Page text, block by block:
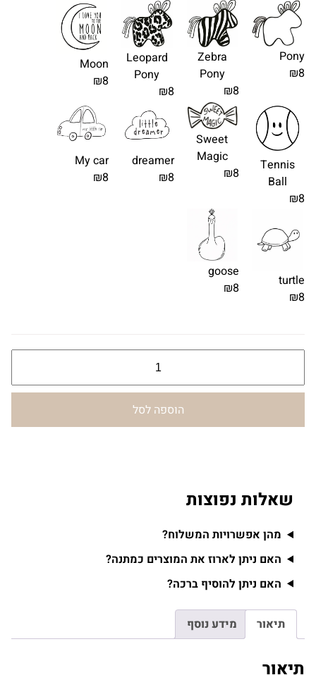
Pony
₪8
Zebra
Pony
₪8
Leopard
Pony
₪8
Moon
₪8
Tennis
Ball
₪8
Sweet
Magic
₪8
dreamer
₪8
My car
₪8
turtle
₪8
goose
₪8
ו
ש
ה
הוספה לסל
שאלות נפוצות
מהן אפשרויות המשלוח?
האם ניתן לארוז את המוצרים כמתנה?
האם ניתן להוסיף ברכה?
תיאור מידע נוסף
תיאור